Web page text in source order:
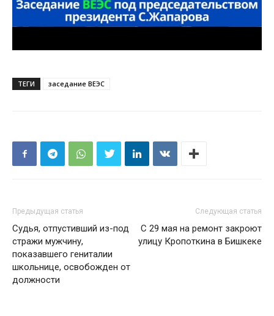
ТЕГИ заседание ВЕЭС
Предыдущая статья
Судья, отпустивший из-под
стражи мужчину,
показавшего гениталии
школьнице, освобожден от
должности
Следующая статья
С 29 мая на ремонт закроют
улицу Кропоткина в Бишкеке